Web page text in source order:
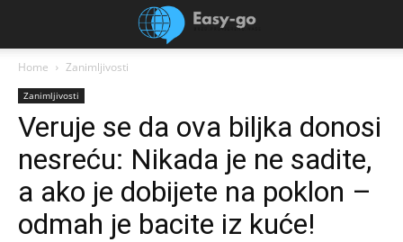
Home Zanimljivosti
Zanimljivosti
Veruje se da ova biljka donosi
nesreću: Nikada je ne sadite,
a ako je dobijete na poklon –
odmah je bacite iz kuće!